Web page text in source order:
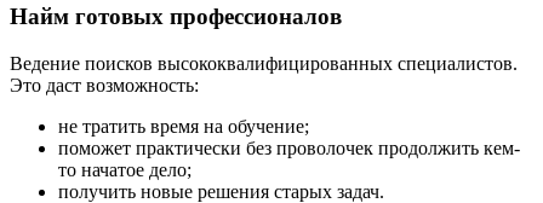
Найм готовых профессионалов
Ведение поисков высококвалифицированных специалистов.
Это даст возможность:
не тратить время на обучение;
поможет практически без проволочек продолжить кем-
то начатое дело;
получить новые решения старых задач.